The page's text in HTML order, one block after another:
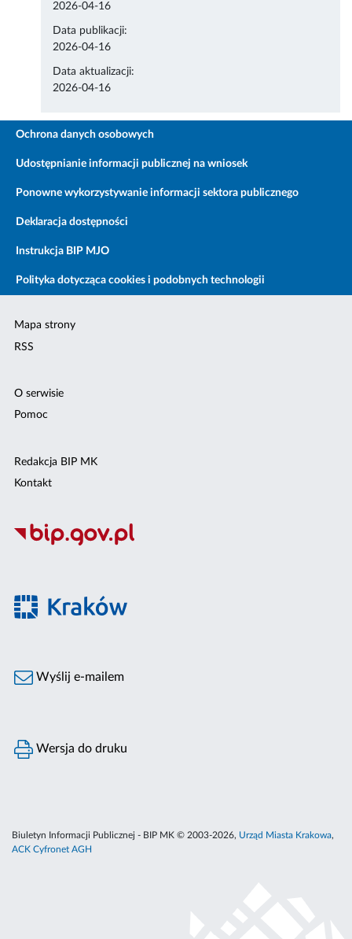
2026-04-16
Data publikacji:
2026-04-16
Data aktualizacji:
2026-04-16
Ochrona danych osobowych
Udostępnianie informacji publicznej na wniosek
Ponowne wykorzystywanie informacji sektora publicznego
Deklaracja dostępności
Instrukcja BIP MJO
Polityka dotycząca cookies i podobnych technologii
Mapa strony
RSS
O serwisie
Pomoc
Redakcja BIP MK
Kontakt
Wyślij e-mailem
Wersja do druku
Biuletyn Informacji Publicznej - BIP MK © 2003-2026, Urząd Miasta Krakowa,
ACK Cyfronet AGH